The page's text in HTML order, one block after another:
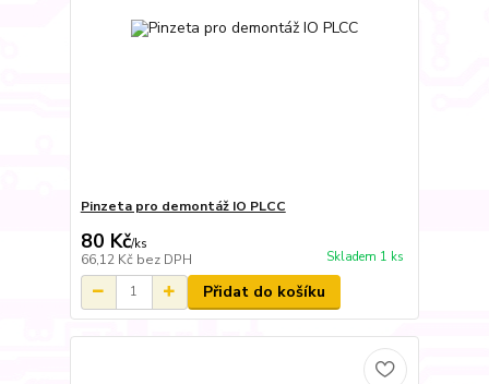
Pinzeta pro demontáž IO PLCC
80 Kč/ks
66,12 Kč bez DPH Skladem 1 ks
Přidat do košíku